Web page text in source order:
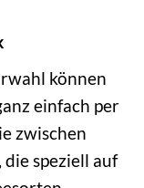
können
einfach per
zwischen
speziell auf